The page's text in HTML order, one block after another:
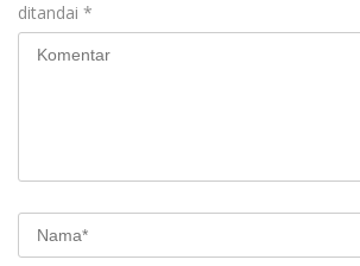
ditandai *